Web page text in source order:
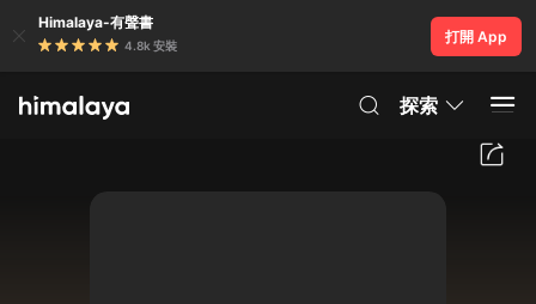
Himalaya-有聲書
4.8k 安裝
打開 App
探索